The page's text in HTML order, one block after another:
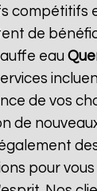
compétitifs
de
eau
de vos
de
pour